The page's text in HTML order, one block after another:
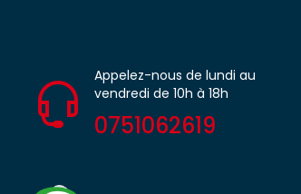
Appelez-nous de lundi au
vendredi de 10h à 18h
0751062619